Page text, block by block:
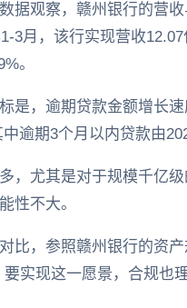
据观察，赣州银行的营
3月，该行实现营收
。
是，逾期贷款金额增长
逾期3个月以内贷款由
，尤其是对于规模千亿
性不大。
比，参照赣州银行的资
实现这一愿景，合规也